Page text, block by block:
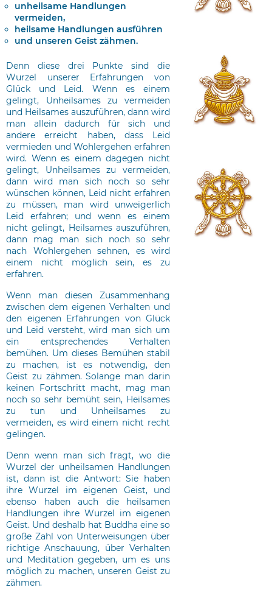
unheilsame Handlungen
vermeiden,
heilsame Handlungen ausführen
und unseren Geist zähmen.
Denn diese drei Punkte sind die
Wurzel unserer Erfahrungen von
Glück und Leid. Wenn es einem
gelingt, Unheilsames zu vermeiden
und Heilsames auszuführen, dann wird
man allein dadurch für sich und
andere erreicht haben, dass Leid
vermieden und Wohlergehen erfahren
wird. Wenn es einem dagegen nicht
gelingt, Unheilsames zu vermeiden,
dann wird man sich noch so sehr
wünschen können, Leid nicht erfahren
zu müssen, man wird unweigerlich
Leid erfahren; und wenn es einem
nicht gelingt, Heilsames auszuführen,
dann mag man sich noch so sehr
nach Wohlergehen sehnen, es wird
einem nicht möglich sein, es zu
erfahren.
Wenn man diesen Zusammenhang
zwischen dem eigenen Verhalten und
den eigenen Erfahrungen von Glück
und Leid versteht, wird man sich um
ein entsprechendes Verhalten
bemühen. Um dieses Bemühen stabil
zu machen, ist es notwendig, den
Geist zu zähmen. Solange man darin
keinen Fortschritt macht, mag man
noch so sehr bemüht sein, Heilsames
zu tun und Unheilsames zu
vermeiden, es wird einem nicht recht
gelingen.
Denn wenn man sich fragt, wo die
Wurzel der unheilsamen Handlungen
ist, dann ist die Antwort: Sie haben
ihre Wurzel im eigenen Geist, und
ebenso haben auch die heilsamen
Handlungen ihre Wurzel im eigenen
Geist. Und deshalb hat Buddha eine so
große Zahl von Unterweisungen über
richtige Anschauung, über Verhalten
und Meditation gegeben, um es uns
möglich zu machen, unseren Geist zu
zähmen.